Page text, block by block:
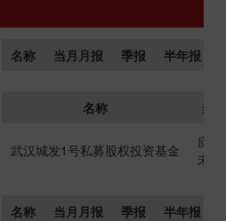
名称 当月月报 季报 半年报
名称 当
武汉城发1号私募股权投资基金
应
未
名称 当月月报 季报 半年报